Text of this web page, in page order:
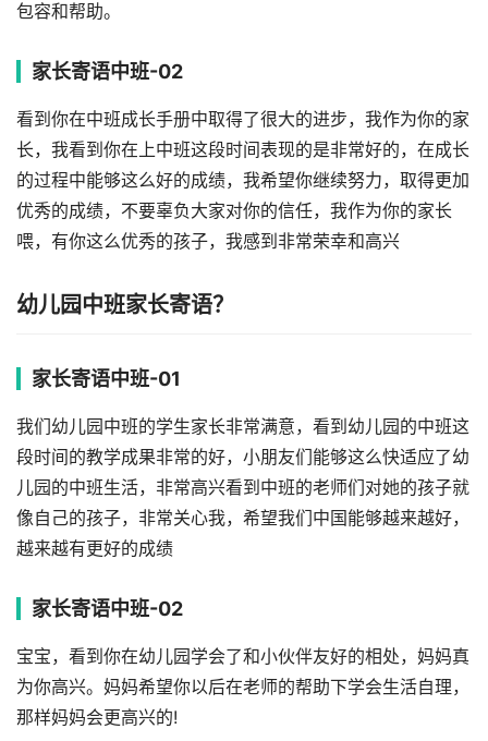
包容和帮助。
家长寄语中班-02
看到你在中班成长手册中取得了很大的进步，我作为你的家
长，我看到你在上中班这段时间表现的是非常好的，在成长
的过程中能够这么好的成绩，我希望你继续努力，取得更加
优秀的成绩，不要辜负大家对你的信任，我作为你的家长
喂，有你这么优秀的孩子，我感到非常荣幸和高兴
幼儿园中班家长寄语？
家长寄语中班-01
我们幼儿园中班的学生家长非常满意，看到幼儿园的中班这
段时间的教学成果非常的好，小朋友们能够这么快适应了幼
儿园的中班生活，非常高兴看到中班的老师们对她的孩子就
像自己的孩子，非常关心我，希望我们中国能够越来越好，
越来越有更好的成绩
家长寄语中班-02
宝宝，看到你在幼儿园学会了和小伙伴友好的相处，妈妈真
为你高兴。妈妈希望你以后在老师的帮助下学会生活自理，
那样妈妈会更高兴的!